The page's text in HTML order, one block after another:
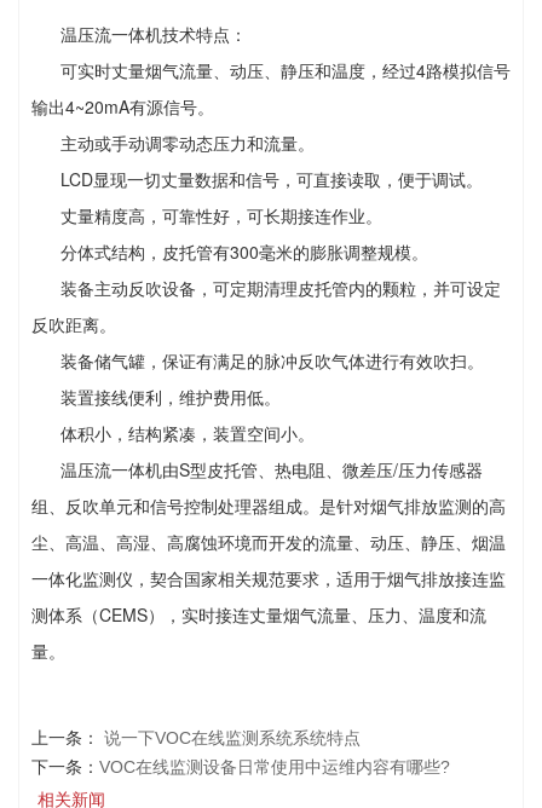
温压流一体机技术特点：
可实时丈量烟气流量、动压、静压和温度，经过4路模拟信号
输出4~20mA有源信号。
主动或手动调零动态压力和流量。
LCD显现一切丈量数据和信号，可直接读取，便于调试。
丈量精度高，可靠性好，可长期接连作业。
分体式结构，皮托管有300毫米的膨胀调整规模。
装备主动反吹设备，可定期清理皮托管内的颗粒，并可设定
反吹距离。
装备储气罐，保证有满足的脉冲反吹气体进行有效吹扫。
装置接线便利，维护费用低。
体积小，结构紧凑，装置空间小。
温压流一体机由S型皮托管、热电阻、微差压/压力传感器
组、反吹单元和信号控制处理器组成。是针对烟气排放监测的高
尘、高温、高湿、高腐蚀环境而开发的流量、动压、静压、烟温
一体化监测仪，契合国家相关规范要求，适用于烟气排放接连监
测体系（CEMS），实时接连丈量烟气流量、压力、温度和流
量。
上一条： 说一下VOC在线监测系统系统特点
下一条： VOC在线监测设备日常使用中运维内容有哪些?
相关新闻